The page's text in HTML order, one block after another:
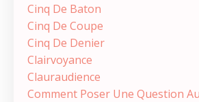
Cinq De Baton
Cinq De Coupe
Cinq De Denier
Clairvoyance
Clauraudience
Comment Poser Une Question